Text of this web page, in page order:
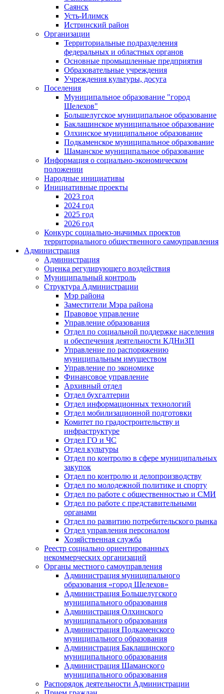
Саянск
Усть-Илимск
Истринский район
Организации
Территориальные подразделения
федеральных и областных органов
Основные промышленные предприятия
Образовательные учреждения
Учреждения культуры, досуга
Поселения
Муниципальное образование "город
Шелехов"
Большелугское муниципальное образование
Баклашинское муниципальное образование
Олхинское муниципальное образование
Подкаменское муниципальное образование
Шаманское муниципальное образование
Информация о социально-экономическом
положении
Народные инициативы
Инициативные проекты
2023 год
2024 год
2025 год
2026 год
Конкурс социально-значимых проектов
территориального общественного самоуправления
Администрация
Администрация
Оценка регулирующего воздействия
Муниципальный контроль
Структура Администрации
Мэр района
Заместители Мэра района
Правовое управление
Управление образования
Отдел по социальной поддержке населения
и обеспечения деятельности КДНиЗП
Управление по распоряжению
муниципальным имуществом
Управление по экономике
Финансовое управление
Архивный отдел
Отдел бухгалтерии
Отдел информационных технологий
Отдел мобилизационной подготовки
Комитет по градостроительству и
инфраструктуре
Отдел ГО и ЧС
Отдел культуры
Отдел по контролю в сфере муниципальных
закупок
Отдел по контролю и делопроизводству
Отдел по молодежной политике и спорту
Отдел по работе с общественностью и СМИ
Отдел по работе с представительными
органами
Отдел по развитию потребительского рынка
Отдел управления персоналом
Хозяйственная служба
Реестр социально ориентированных
некоммерческих организаций
Органы местного самоуправления
Администрация муниципального
образования «город Шелехов»
Администрация Большелугского
муниципального образования
Администрация Олхинского
муниципального образования
Администрация Подкаменского
муниципального образования
Администрация Баклашинского
муниципального образования
Администрация Шаманского
муниципального образования
Распорядок деятельности Администрации